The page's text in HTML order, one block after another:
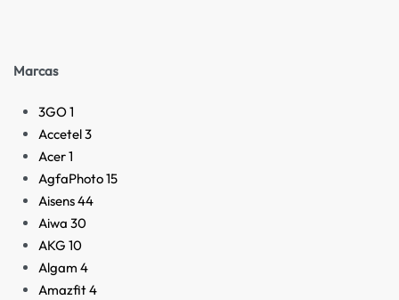
Marcas
3GO1
Accetel3
Acer1
AgfaPhoto15
Aisens44
Aiwa 30
AKG 10
Algam 4
Amazfit4